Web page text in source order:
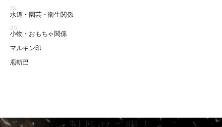
25
水道・園芸・衛生関係
26
小物・おもちゃ関係
マルキン印
庖斬巴